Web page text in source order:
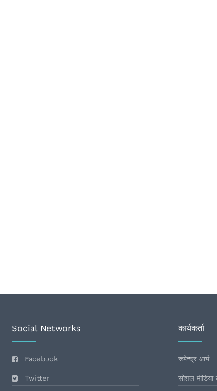
Social Networks
Facebook
Twitter
कार्यकर्ता
रूपेन्द्र आर्य
सोशल मीडिया